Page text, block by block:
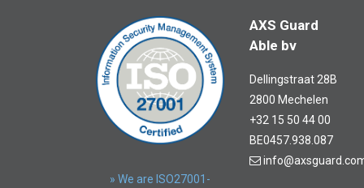
» We are ISO27001-
AXS Guard
Able bv
Dellingstraat 28B
2800 Mechelen
+32 15 50 44 00
BE0457.938.087